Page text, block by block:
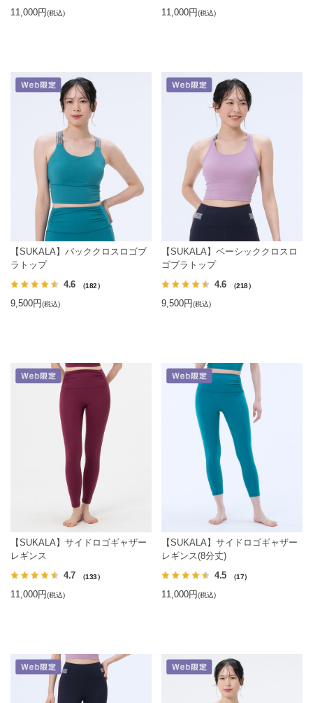
11,000円(税込) 11,000円(税込)
【SUKALA】バッククロスロゴブ
ラトップ
4.6 （182）
9,500円(税込)
【SUKALA】ベーシッククロスロ
ゴブラトップ
4.6 （218）
9,500円(税込)
【SUKALA】サイドロゴギャザー
レギンス
4.7 （133）
11,000円(税込)
【SUKALA】サイドロゴギャザー
レギンス(8分丈)
4.5 （17）
11,000円(税込)